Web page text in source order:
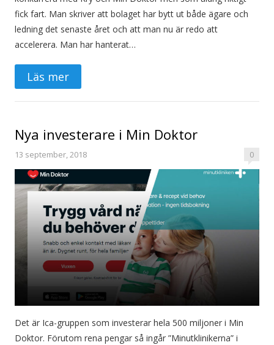
fick fart. Man skriver att bolaget har bytt ut både ägare och
ledning det senaste året och att man nu är redo att
accelerera. Man har hanterat…
Läs mer
Nya investerare i Min Doktor
13 september, 2018 0
Det är Ica-gruppen som investerar hela 500 miljoner i Min
Doktor. Förutom rena pengar så ingår ”Minutklinikerna” i